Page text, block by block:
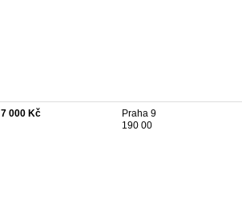
7 000 Kč
Praha 9
190 00